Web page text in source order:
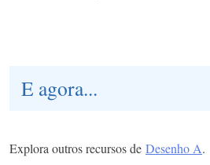
E agora...
Explora outros recursos de Desenho A.